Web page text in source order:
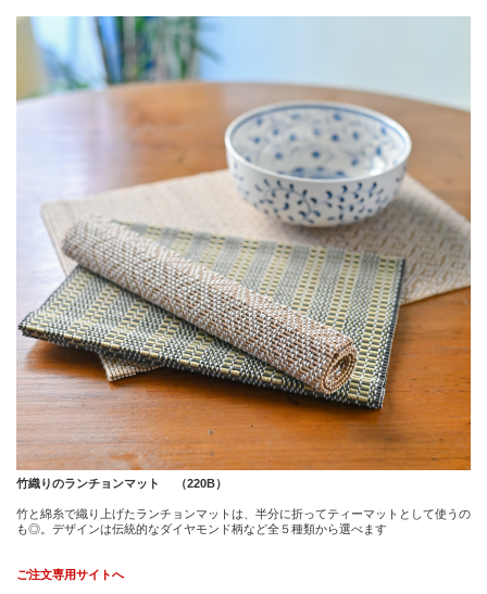
竹織りのランチョンマット （220B）
竹と綿糸で織り上げたランチョンマットは、半分に折ってティーマットとして使うの
も◎。デザインは伝統的なダイヤモンド柄など全５種類から選べます
ご注文専用サイトへ